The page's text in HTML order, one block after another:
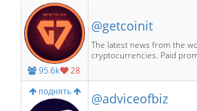
95.6k 28
@getcoinit
The latest news from the
cryptocurrencies. Paid
поднять @adviceofbiz